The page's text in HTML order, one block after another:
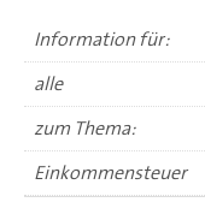
Information für:
alle
zum Thema:
Einkommensteuer